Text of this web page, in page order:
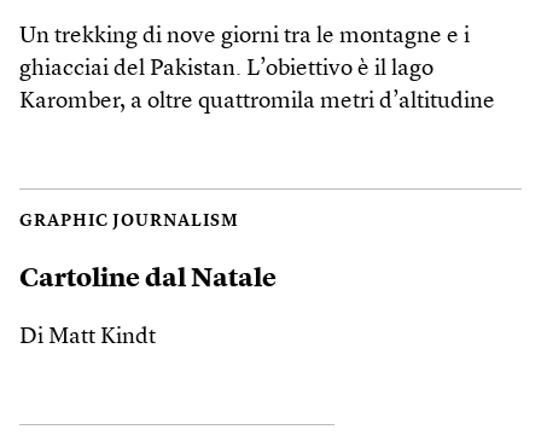
Un trekking di nove giorni tra le montagne e i
ghiacciai del Pakistan. L’obiettivo è il lago
Karomber, a oltre quattromila metri d’altitudine
GRAPHIC JOURNALISM
Cartoline dal Natale
Di Matt Kindt